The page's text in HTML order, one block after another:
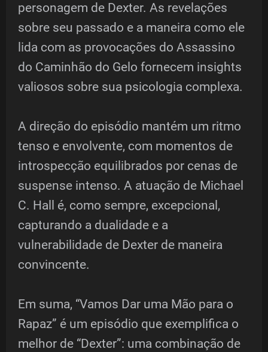
personagem de Dexter. As revelações
sobre seu passado e a maneira como ele
lida com as provocações do Assassino
do Caminhão do Gelo fornecem insights
valiosos sobre sua psicologia complexa.
A direção do episódio mantém um ritmo
tenso e envolvente, com momentos de
introspecção equilibrados por cenas de
suspense intenso. A atuação de Michael
C. Hall é, como sempre, excepcional,
capturando a dualidade e a
vulnerabilidade de Dexter de maneira
convincente.
Em suma, “Vamos Dar uma Mão para o
Rapaz” é um episódio que exemplifica o
melhor de “Dexter”: uma combinação de